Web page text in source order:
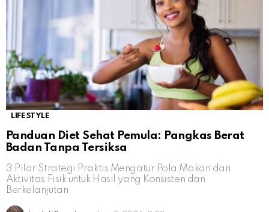
LIFESTYLE
Panduan Diet Sehat Pemula: Pangkas Berat
Badan Tanpa Tersiksa
3 Pilar Strategi Praktis Mengatur Pola Makan dan
Aktivitas Fisik untuk Hasil yang Konsisten dan
Berkelanjutan